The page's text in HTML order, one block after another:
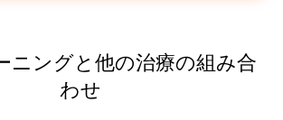
ニングと他の治療の組み合
わせ